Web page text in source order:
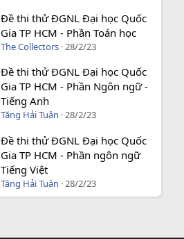
Đề thi thử ĐGNL Đại học Quốc
Gia TP HCM - Phần Toán học
The Collectors 28/2/23
Đề thi thử ĐGNL Đại học Quốc
Gia TP HCM - Phần Ngôn ngữ -
Tiếng Anh
Tăng Hải Tuân 28/2/23
Đề thi thử ĐGNL Đại học Quốc
Gia TP HCM - Phần ngôn ngữ
Tiếng Việt
Tăng Hải Tuân 28/2/23